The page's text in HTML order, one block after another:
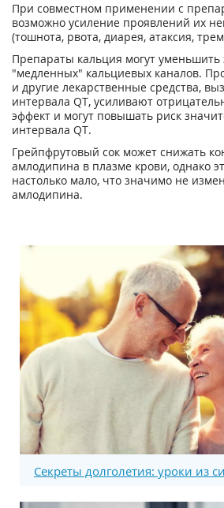
При совместном применении с
возможно усиление проявлений их
(тошнота, рвота, диарея, атаксия,
Препараты кальция могут уменьшить
"медленных" кальциевых каналов.
и другие лекарственные средства,
интервала QT, усиливают
эффект и могут повышать риск
интервала QT.
Грейпфрутовый сок может снижать
амлодипина в плазме крови, однако
настолько мало, что значимо не
амлодипина.
Секреты долголетия: уроки из